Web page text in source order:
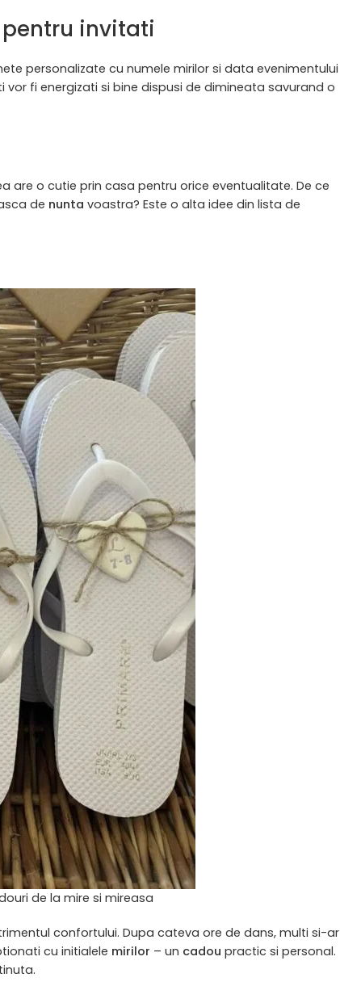
invitati
personalizate cu numele mirilor si data evenimentului
fi energizati si bine dispusi de dimineata savurand o
are o cutie prin casa pentru orice eventualitate. De ce
de nunta voastra? Este o alta idee din lista de
de la mire si mireasa
confortului. Dupa cateva ore de dans, multi si-ar
cu initialele mirilor – un cadou practic si personal.